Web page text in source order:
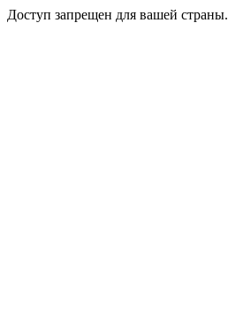
Доступ запрещен для вашей страны.